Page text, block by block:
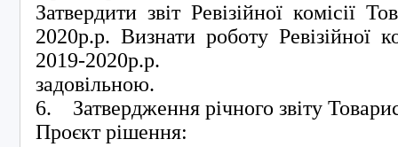
Затвердити звіт Ревізійної комісії
2020р.р. Визнати роботу Ревізійної
2019-2020р.р.
задовільною.
6. Затвердження річного звіту
Проєкт рішення: